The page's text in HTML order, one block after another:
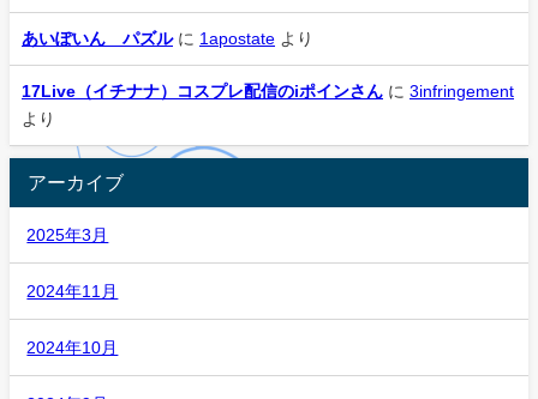
あいぽいん パズルに 1apostate より
17Live（イチナナ）コスプレ配信のiポインさん に 3infringement
より
アーカイブ
2025年3月
2024年11月
2024年10月